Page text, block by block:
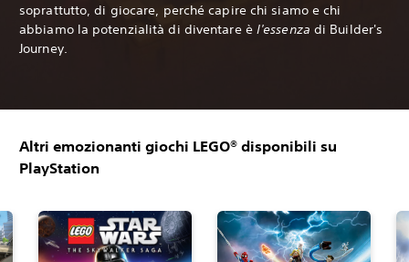
soprattutto, di giocare, perché capire chi siamo e chi
abbiamo la potenzialità di diventare è l'essenza di Builder's
Journey.
Altri emozionanti giochi LEGO® disponibili su
PlayStation